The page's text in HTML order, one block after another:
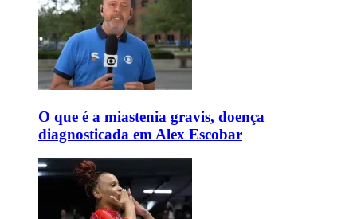
O que é a miastenia gravis, doença
diagnosticada em Alex Escobar